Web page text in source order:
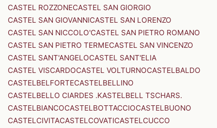
CASTEL ROZZONECASTEL SAN GIORGIO
CASTEL SAN GIOVANNICASTEL SAN LORENZO
CASTEL SAN NICCOLO'CASTEL SAN PIETRO ROMANO
CASTEL SAN PIETRO TERMECASTEL SAN VINCENZO
CASTEL SANT'ANGELOCASTEL SANT'ELIA
CASTEL VISCARDOCASTEL VOLTURNOCASTELBALDO
CASTELBELFORTECASTELBELLINO
CASTELBELLO CIARDES .KASTELBELL TSCHARS.
CASTELBIANCOCASTELBOTTACCIOCASTELBUONO
CASTELCIVITACASTELCOVATICASTELCUCCO